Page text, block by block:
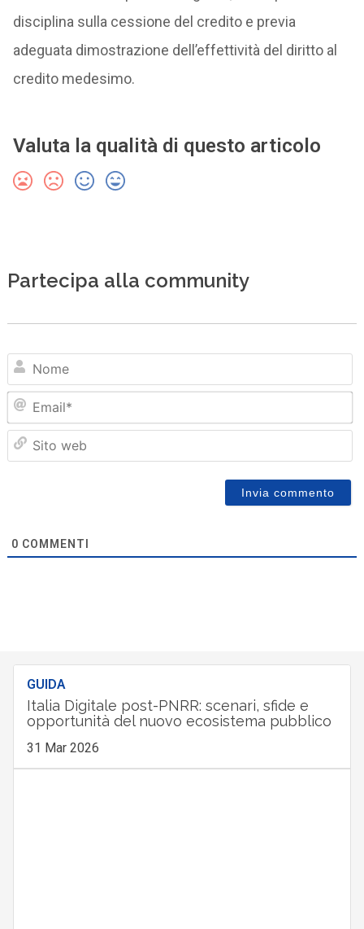
disciplina sulla cessione del credito e previa
adeguata dimostrazione dell’effettività del diritto al
credito medesimo.
Valuta la qualità di questo articolo
Partecipa alla community
0 COMMENTI
GUIDA
Italia Digitale post-PNRR: scenari, sfide e
opportunità del nuovo ecosistema pubblico
31 Mar 2026